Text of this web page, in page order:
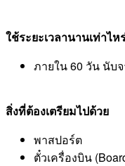
ใช้ระยะเวลานานเท่าไ
ภายใน 60 วัน นับ
สิ่งที่ต้องเตรียมไปด้วย
พาสปอร์ต
ตั๋วเครื่องบิน